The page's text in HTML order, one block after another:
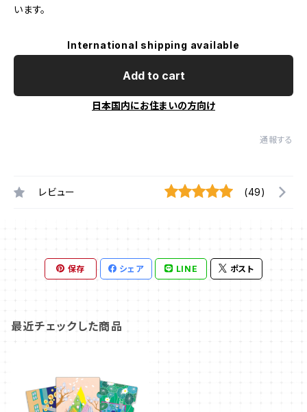
います。
International shipping available
Add to cart
日本国内にお住まいの方向け
通報する
レビュー (49)
保存 シェア LINE ポスト
最近チェックした商品